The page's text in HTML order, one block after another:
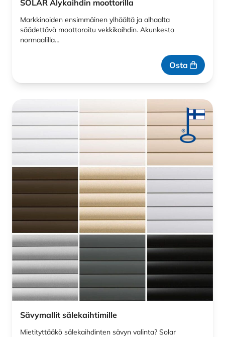
SOLAR Älykaihdin moottorilla
Markkinoiden ensimmäinen ylhäältä ja alhaalta
säädettävä moottoroitu vekkikaihdin. Akunkesto
normaalilla…
Osta
Sävymallit sälekaihtimille
Mietityttääkö sälekaihdinten sävyn valinta? Solar